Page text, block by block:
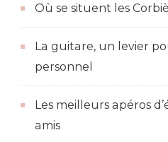
Où se situent les
La guitare, un levier
personnel
Les meilleurs apéros
amis